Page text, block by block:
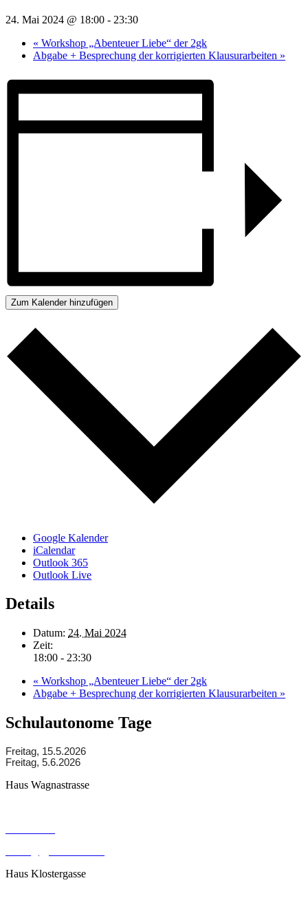
24. Mai 2024 @ 18:00 - 23:30
« Workshop „Abenteuer Liebe“ der 2gk
Abgabe + Besprechung der korrigierten Klausurarbeiten »
Zum Kalender hinzufügen
Google Kalender
iCalendar
Outlook 365
Outlook Live
Details
Datum: 24. Mai 2024
Zeit:
18:00 - 23:30
« Workshop „Abenteuer Liebe“ der 2gk
Abgabe + Besprechung der korrigierten Klausurarbeiten »
Schulautonome Tage
Freitag, 15.5.2026
Freitag, 5.6.2026
Haus Wagnastrasse
Haus Klostergasse